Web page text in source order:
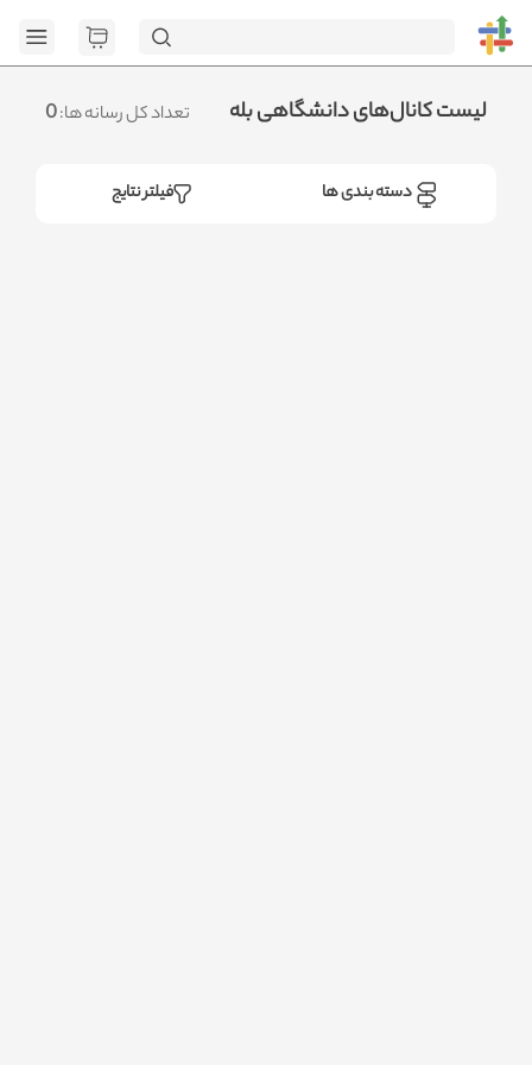
تعداد کل رسانه ها:0 لیست کانال‌های دانشگاهی بله
فیلتر نتایج دسته بندی ها
page=1&social=all&sort_field=orders_num&sort_type=desc":
<no response> Failed to fetch
.متوجه شدم